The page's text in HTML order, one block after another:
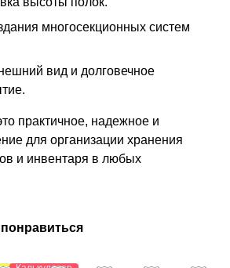
многосекционных систем
вид и долговечное
практичное, надежное и
для организации хранения
и инвентаря в любых